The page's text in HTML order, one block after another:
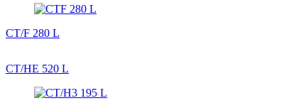
CT/F 280 L
CT/HE 520 L